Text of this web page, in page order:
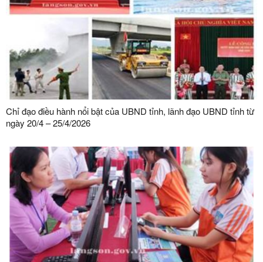
Chỉ đạo điều hành nổi bật của UBND tỉnh, lãnh đạo UBND tỉnh từ
ngày 20/4 – 25/4/2026